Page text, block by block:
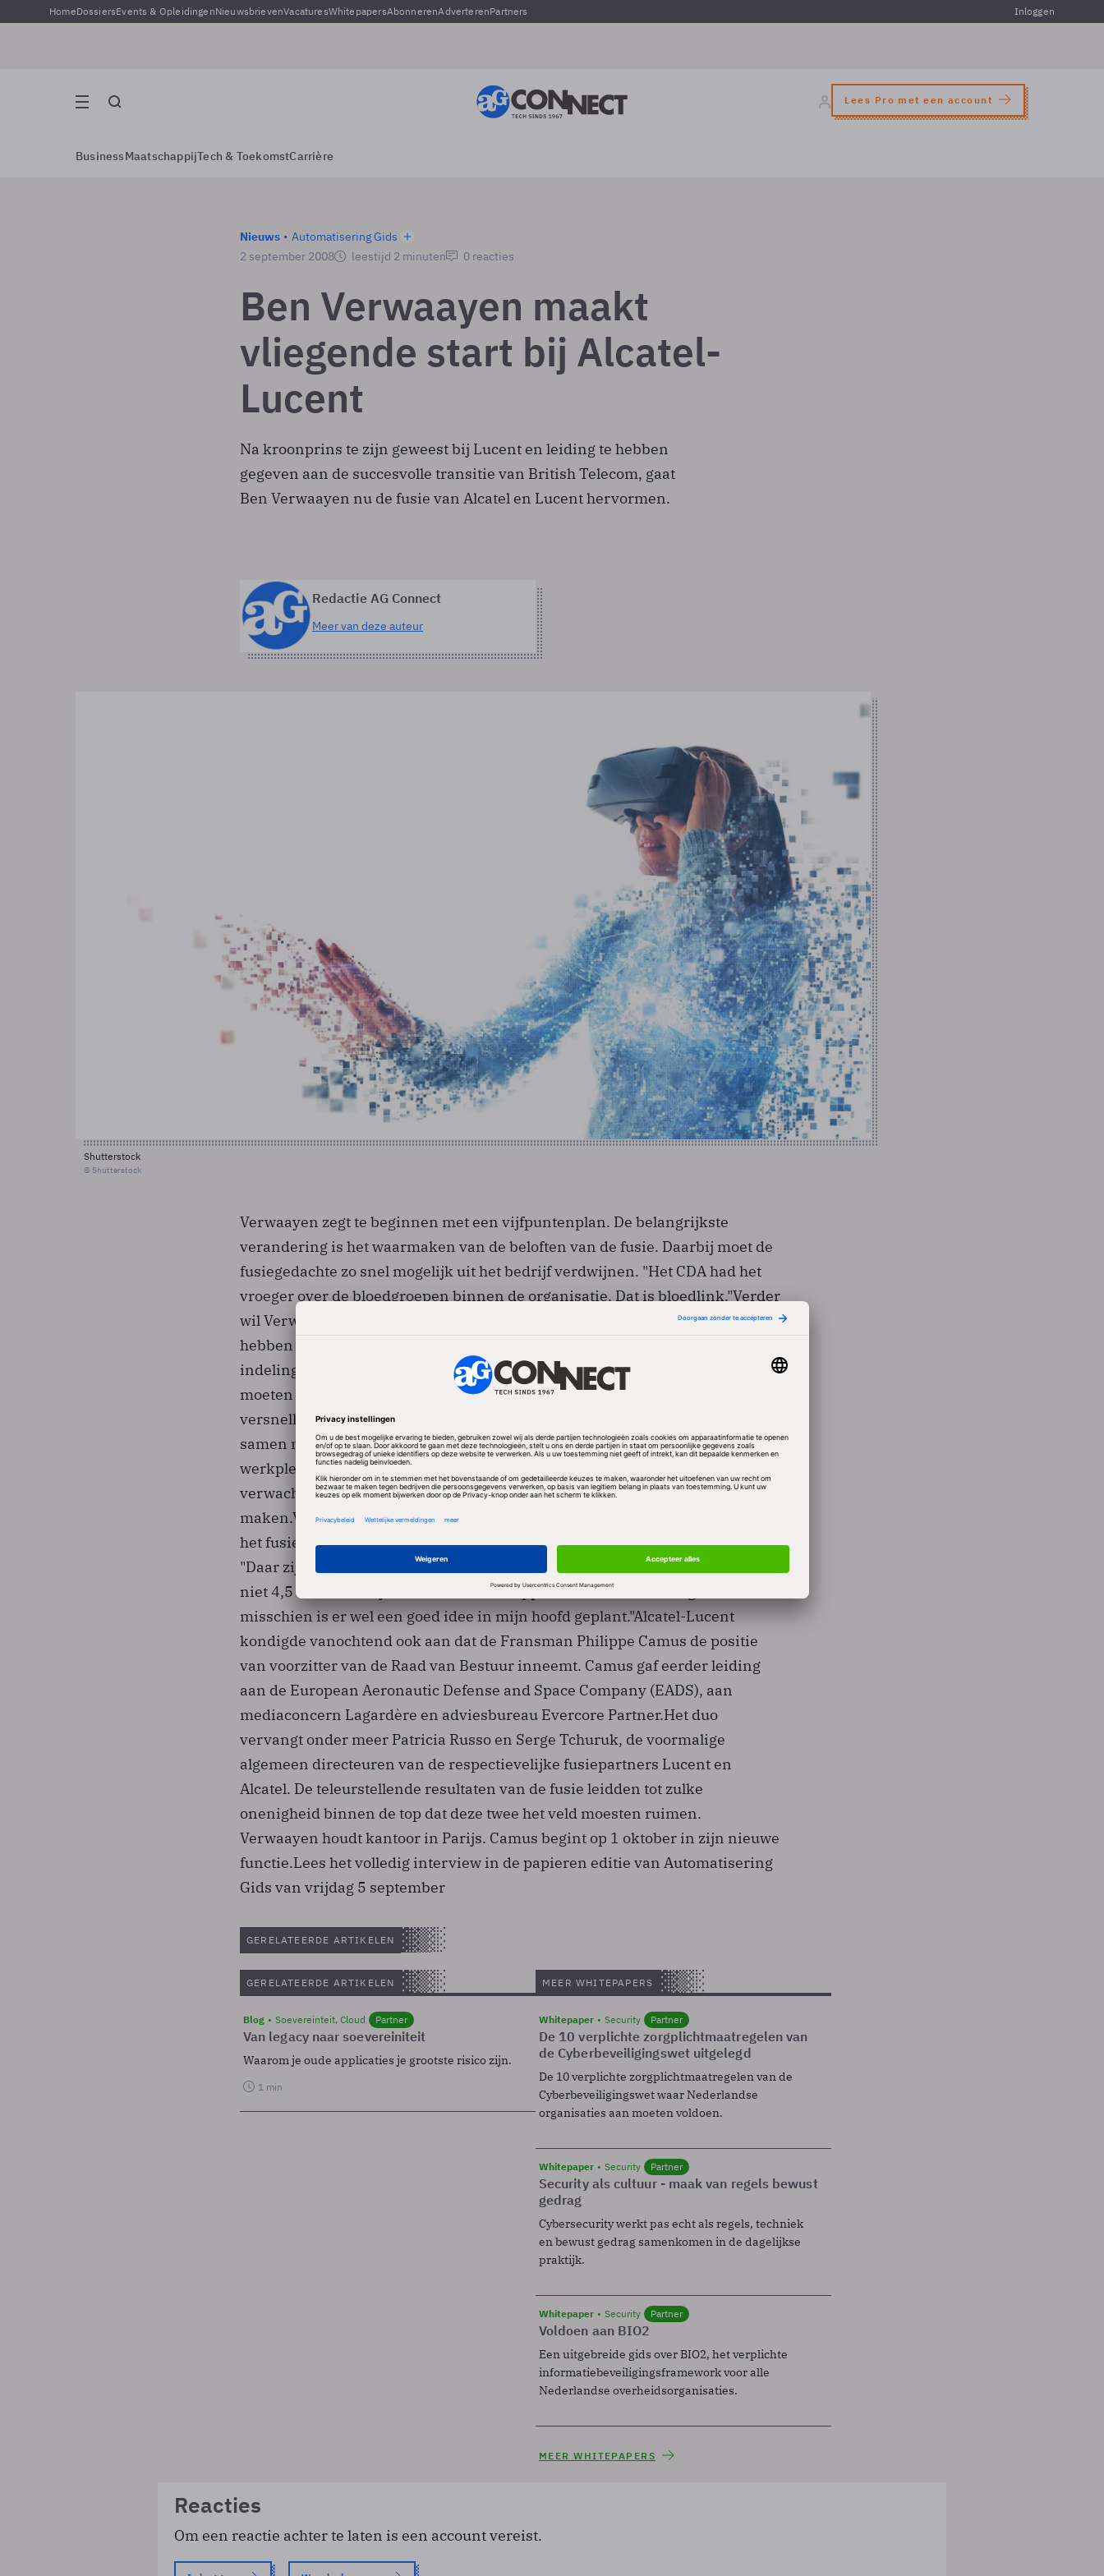
HomeDossiersEvents & OpleidingenNieuwsbrievenVacaturesWhitepapersAbonnerenAdverterenPartners Inloggen
Lees Pro met een account
BusinessMaatschappijTech & ToekomstCarrière
Nieuws
Automatisering Gids
2 september 2008
leestijd 2 minuten 0 reacties
Ben Verwaayen maakt
vliegende start bij Alcatel-
Lucent
Na kroonprins te zijn geweest bij Lucent en leiding te hebben
gegeven aan de succesvolle transitie van British Telecom, gaat
Ben Verwaayen nu de fusie van Alcatel en Lucent hervormen.
Redactie AG Connect
Meer van deze auteur
Shutterstock
© Shutterstock
Verwaayen zegt te beginnen met een vijfpuntenplan. De belangrijkste
verandering is het waarmaken van de beloften van de fusie. Daarbij moet de
fusiegedachte zo snel mogelijk uit het bedrijf verdwijnen. "Het CDA had het
vroeger over de bloedgroepen binnen de organisatie. Dat is bloedlink."Verder
wil Verwaayen de nadruk leggen op innovatie. De klanten van Alcatel-Lucent
hebben te maken met Web 2.0-technologieën die dwars door traditionele
indelingen als vast en mobiel, hard- en software heengaan. Die muren
moeten ook binnen het bedrijf worden geslecht.De verandering moet ook
versnellen en daarom wil Verwaayen de innovatie deels uitbesteden of
samen met partners uitvoeren. Tenslotte wil hij snel de trots en het
werkplezier terug in het bedrijf krijgen door hoog in te zetten op
verwachtingen en de waardering voor prestaties expliciet te
maken.Verwaayen wil nog niet ingaan op een mogelijke naamswijziging om
het fusieverleden dat zo in de naam tot uitdrukking komt, af te schudden.
"Daar zijn geloof ik 27 commissies maanden mee bezig geweest. Dan kan ik
niet 4,5 uur naar mijn aantreden de knuppel in het hoenderhok gooien. Maar
misschien is er wel een goed idee in mijn hoofd geplant."Alcatel-Lucent
kondigde vanochtend ook aan dat de Fransman Philippe Camus de positie
van voorzitter van de Raad van Bestuur inneemt. Camus gaf eerder leiding
aan de European Aeronautic Defense and Space Company (EADS), aan
mediaconcern Lagardère en adviesbureau Evercore Partner.Het duo
vervangt onder meer Patricia Russo en Serge Tchuruk, de voormalige
algemeen directeuren van de respectievelijke fusiepartners Lucent en
Alcatel. De teleurstellende resultaten van de fusie leidden tot zulke
onenigheid binnen de top dat deze twee het veld moesten ruimen.
Verwaayen houdt kantoor in Parijs. Camus begint op 1 oktober in zijn nieuwe
functie.Lees het volledig interview in de papieren editie van Automatisering
Gids van vrijdag 5 september
GERELATEERDE ARTIKELEN
GERELATEERDE ARTIKELEN
Blog Soevereinteit, Cloud Partner
Van legacy naar soevereiniteit
Waarom je oude applicaties je grootste risico zijn.
1 min
MEER WHITEPAPERS
Whitepaper Security Partner
De 10 verplichte zorgplichtmaatregelen van
de Cyberbeveiligingswet uitgelegd
De 10 verplichte zorgplichtmaatregelen van de
Cyberbeveiligingswet waar Nederlandse
organisaties aan moeten voldoen.
Whitepaper Security Partner
Security als cultuur - maak van regels bewust
gedrag
Cybersecurity werkt pas echt als regels, techniek
en bewust gedrag samenkomen in de dagelijkse
praktijk.
Whitepaper Security Partner
Voldoen aan BIO2
Een uitgebreide gids over BIO2, het verplichte
informatiebeveiligingsframework voor alle
Nederlandse overheidsorganisaties.
MEER WHITEPAPERS
Reacties
Om een reactie achter te laten is een account vereist.